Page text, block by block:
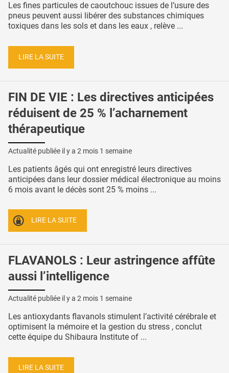
Les fines particules de caoutchouc issues de l’usure des
pneus peuvent aussi libérer des substances chimiques
toxiques dans les sols et dans les eaux , relève ...
LIRE LA SUITE
FIN DE VIE : Les directives anticipées
réduisent de 25 % l’acharnement
thérapeutique
Actualité publiée il y a 2 mois 1 semaine
Les patients âgés qui ont enregistré leurs directives
anticipées dans leur dossier médical électronique au moins
6 mois avant le décès sont 25 % moins ...
LIRE LA SUITE
FLAVANOLS : Leur astringence affûte
aussi l’intelligence
Actualité publiée il y a 2 mois 1 semaine
Les antioxydants flavanols stimulent l’activité cérébrale et
optimisent la mémoire et la gestion du stress , conclut
cette équipe du Shibaura Institute of ...
LIRE LA SUITE